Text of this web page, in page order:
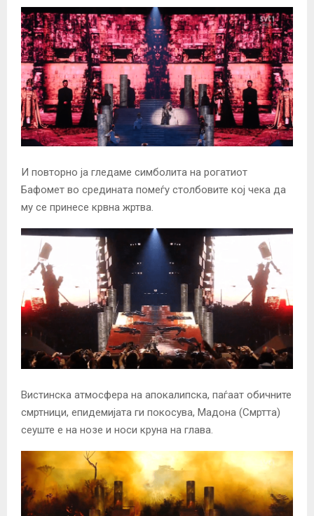
И повторно ја гледаме симболита на рогатиот
Бафомет во средината помеѓу столбовите кој чека да
му се принесе крвна жртва.
Вистинска атмосфера на апокалипска, паѓаат обичните
смртници, епидемијата ги покосува, Мадона (Смртта)
сеуште е на нозе и носи круна на глава.